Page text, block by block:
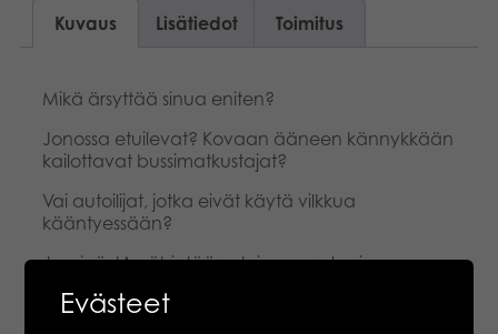
Kuvaus Lisätiedot Toimitus
Mikä ärsyttää sinua eniten?
Jonossa etuilevat? Kovaan ääneen kännykkään
kailottavat bussimatkustajat?
Vai autoilijat, jotka eivät käytä vilkkua
kääntyessään?
Jos sinä JA vähintään yksi muu pelaaja
Evästeet